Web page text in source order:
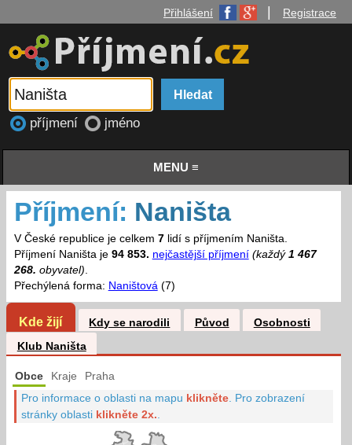
Přihlášení Registrace
příjmení jméno
MENU ≡
Příjmení: Naništa
V České republice je celkem 7lidí s příjmením Naništa.
Příjmení Naništa je 94 853. nejčastější příjmení (každý 1 467
268. obyvatel).
Přechýlená forma: Naništová(7)
Kde žijí Kdy se narodili Původ
Osobnosti
Klub Naništa
Obce Kraje Praha
Pro informace o oblasti na mapu klikněte Pro zobrazení
stránky oblasti klikněte 2x.